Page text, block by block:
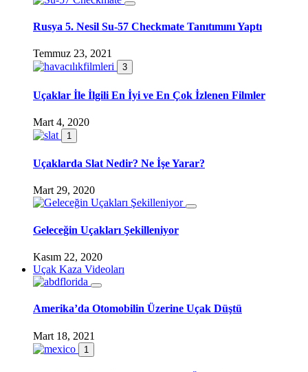
Rusya 5. Nesil Su-57 Checkmate Tanıtımını Yaptı
Temmuz 23, 2021
3
Uçaklar İle İlgili En İyi ve En Çok İzlenen Filmler
Mart 4, 2020
1
Uçaklarda Slat Nedir? Ne İşe Yarar?
Mart 29, 2020
Geleceğin Uçakları Şekilleniyor
Kasım 22, 2020
Uçak Kaza Videoları
Amerika’da Otomobilin Üzerine Uçak Düştü
Mart 18, 2021
1